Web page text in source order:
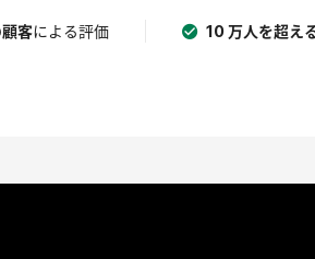
客による評価 10 万人を超え